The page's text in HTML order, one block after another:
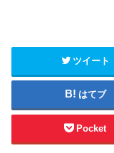
ツイート
はてブ
Pocket